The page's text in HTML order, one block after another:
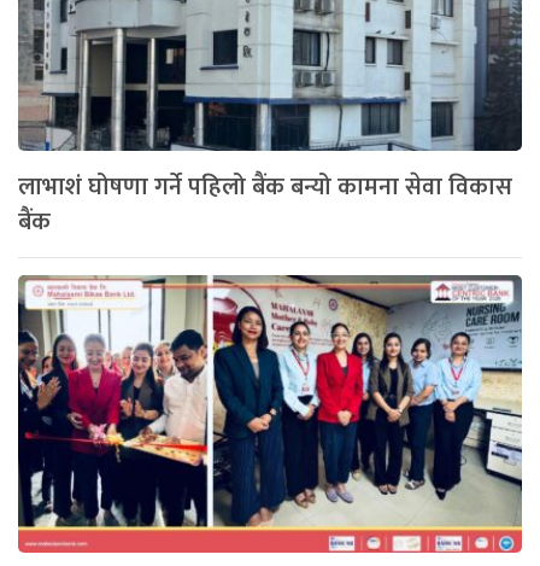
लाभाशं घोषणा गर्ने पहिलो बैंक बन्यो कामना सेवा विकास
बैंक